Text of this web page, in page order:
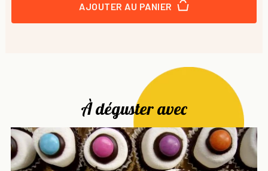
AJOUTER AU PANIER
À déguster avec